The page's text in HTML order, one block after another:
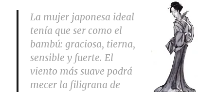
La mujer japonesa ideal
tenía que ser como el
bambú: graciosa, tierna,
sensible y fuerte. El
viento más suave podrá
mecer la filigrana de